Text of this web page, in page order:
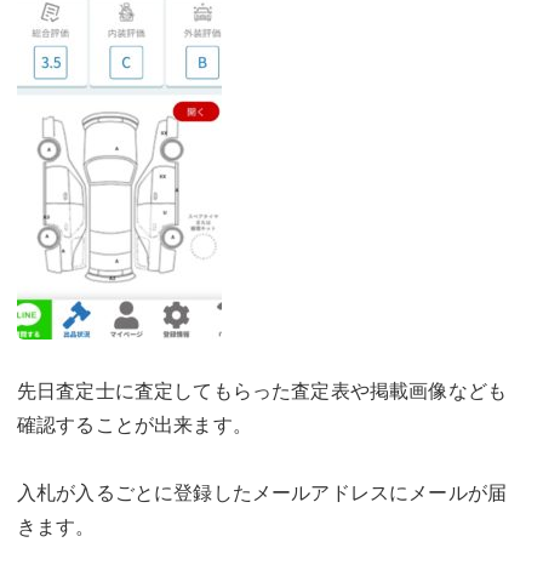
先日査定士に査定してもらった査定表や掲載画像なども
確認することが出来ます。
入札が入るごとに登録したメールアドレスにメールが届
きます。